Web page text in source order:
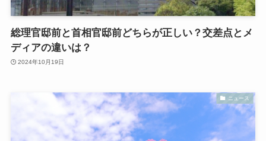
総理官邸前と首相官邸前どちらが正しい？交差点とメ
ディアの違いは？
2024年10月19日
ニュース